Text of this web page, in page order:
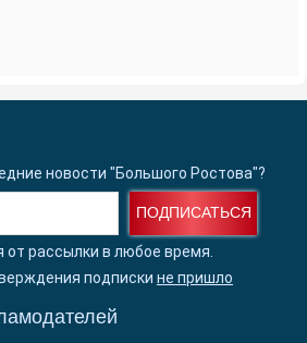
новости "Большого Ростова"?
ПОДПИСАТЬСЯ
рассылки в любое время.
подписки не пришло